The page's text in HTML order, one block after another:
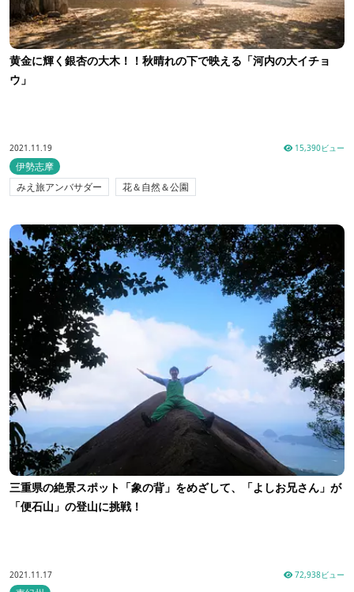
黄金に輝く銀杏の大木！！秋晴れの下で映える「河内の大イチョ
ウ」
2021.11.19 15,390ビュー
伊勢志摩
みえ旅アンバサダー
花＆自然＆公園
三重県の絶景スポット「象の背」をめざして、「よしお兄さん」が
「便石山」の登山に挑戦！
2021.11.17 72,938ビュー